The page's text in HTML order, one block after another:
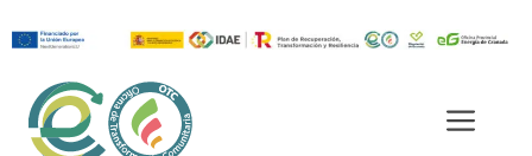
contenido